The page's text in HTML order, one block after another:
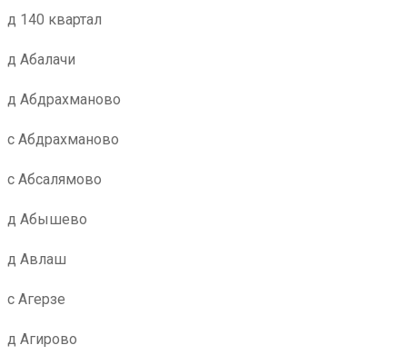
д 140 квартал
д Абалачи
д Абдрахманово
с Абдрахманово
с Абсалямово
д Абышево
д Авлаш
с Агерзе
д Агирово